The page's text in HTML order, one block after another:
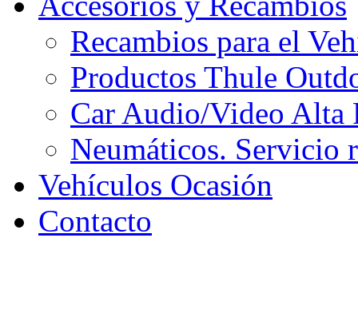
Recambios para el
Productos Thule
Car Audio/Video Alta
Neumáticos. Servicio
Vehículos Ocasión
Contacto